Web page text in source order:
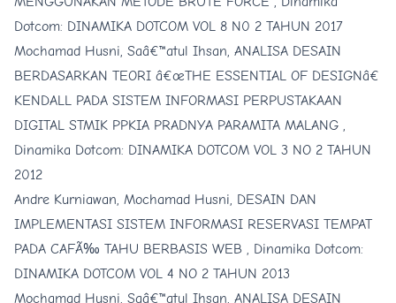
Dotcom: DINAMIKA DOTCOM VOL 8 N0 2 TAHUN 2017
Mochamad Husni, Saâ€™atul Ihsan, ANALISA DESAIN
BERDASARKAN TEORI â€œTHE ESSENTIAL OF DESIGNâ€
KENDALL PADA SISTEM INFORMASI PERPUSTAKAAN
DIGITAL STMIK PPKIA PRADNYA PARAMITA MALANG ,
Dinamika Dotcom: DINAMIKA DOTCOM VOL 3 NO 2 TAHUN
2012
Andre Kurniawan, Mochamad Husni, DESAIN DAN
IMPLEMENTASI SISTEM INFORMASI RESERVASI TEMPAT
PADA CAFÃ‰ TAHU BERBASIS WEB , Dinamika Dotcom:
DINAMIKA DOTCOM VOL 4 NO 2 TAHUN 2013
Mochamad Husni, Saâ€™atul Ihsan, ANALISA DESAIN